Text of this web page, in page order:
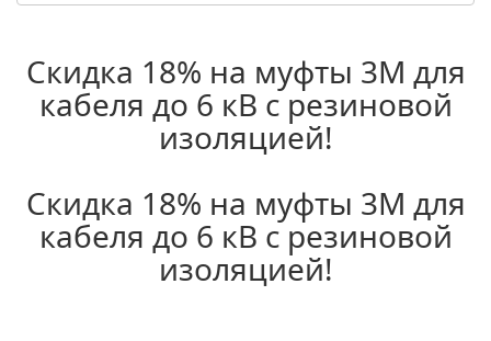
Скидка 18% на муфты 3M для
кабеля до 6 кВ с резиновой
изоляцией!
Скидка 18% на муфты 3M для
кабеля до 6 кВ с резиновой
изоляцией!